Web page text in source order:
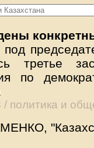
третье
по
/ политика и